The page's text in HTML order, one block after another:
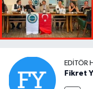
EDITÖR
Fikret